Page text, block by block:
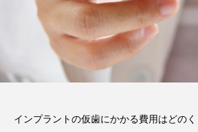
注目のトピック
おすすめ名医一覧 コラム
インプラントオーバーデンチャー
インプラントの仮歯にかかる費用はどの